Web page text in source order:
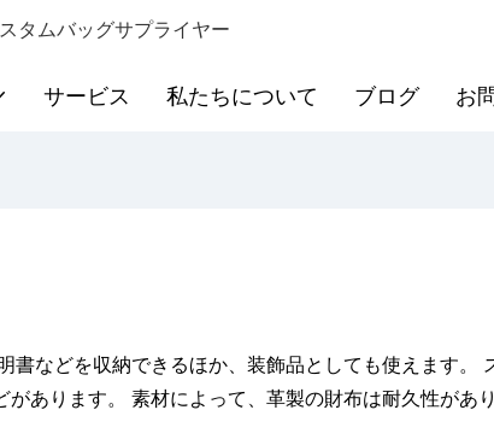
タムバッグサプライヤー
サービス 私たちについて ブログ お
書などを収納できるほか、装飾品としても使えます
あります。 素材によって、革製の財布は耐久性があ